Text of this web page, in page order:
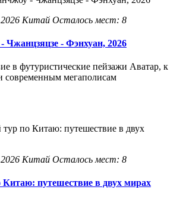
Китай Осталось мест: 8
Чжанцзяцзе - Фэнхуан, 2026
в футуристические пейзажи Аватар, к
современным мегаполисам
Китай Осталось мест: 8
путешествие в двух мирах